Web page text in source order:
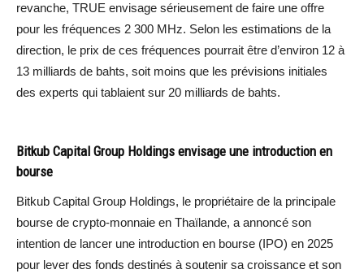
revanche, TRUE envisage sérieusement de faire une offre
pour les fréquences 2 300 MHz. Selon les estimations de la
direction, le prix de ces fréquences pourrait être d’environ 12 à
13 milliards de bahts, soit moins que les prévisions initiales
des experts qui tablaient sur 20 milliards de bahts.
Bitkub Capital Group Holdings envisage une introduction en
bourse
Bitkub Capital Group Holdings, le propriétaire de la principale
bourse de crypto-monnaie en Thaïlande, a annoncé son
intention de lancer une introduction en bourse (IPO) en 2025
pour lever des fonds destinés à soutenir sa croissance et son